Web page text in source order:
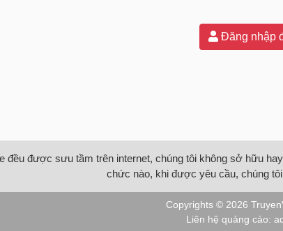
Đăng nhập
đều được sưu tầm trên internet, chúng tôi không sở hữu
chức nào, khi được yêu cầu, chúng
Copyrights © 2026
Liên hệ quảng cáo: